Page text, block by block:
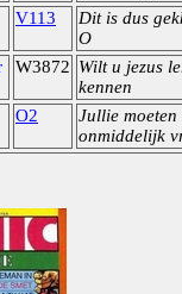
V113
Dit is dus
O
W3872 Wilt u jezus
kennen
O2
Jullie moeten
onmiddelijk